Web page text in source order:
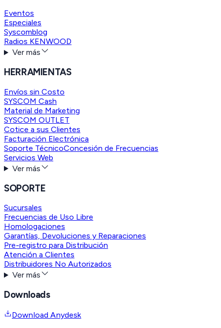
Eventos
Especiales
Syscomblog
Radios KENWOOD
Ver más
HERRAMIENTAS
Envíos sin Costo
SYSCOM Cash
Material de Marketing
SYSCOM OUTLET
Cotice a sus Clientes
Facturación Electrónica
Soporte TécnicoConcesión de Frecuencias
Servicios Web
Ver más
SOPORTE
Sucursales
Frecuencias de Uso Libre
Homologaciones
Garantías, Devoluciones y Reparaciones
Pre-registro para Distribución
Atención a Clientes
Distribuidores No Autorizados
Ver más
Downloads
Download Anydesk